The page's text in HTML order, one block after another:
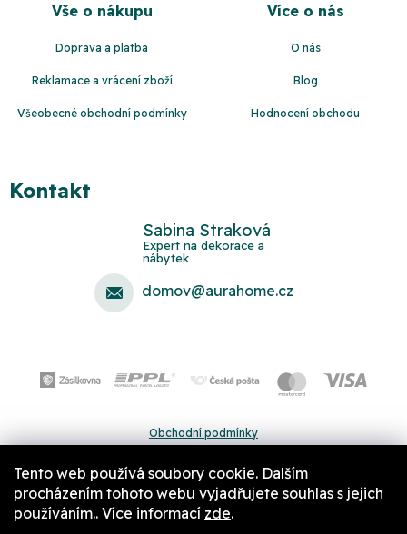
Tento web používá soubory cookie. Dalším
procházením tohoto webu vyjadřujete souhlas s jejich
používáním.. Více informací zde.
Vše o nákupu
Doprava a platba
Reklamace a vrácení zboží
Všeobecné obchodní podmínky
Více o nás
O nás
Blog
Hodnocení obchodu
Kontakt
Sabina Straková
domov@aurahome.cz
Obchodní podmínky
Pravidla a nastavení cookies